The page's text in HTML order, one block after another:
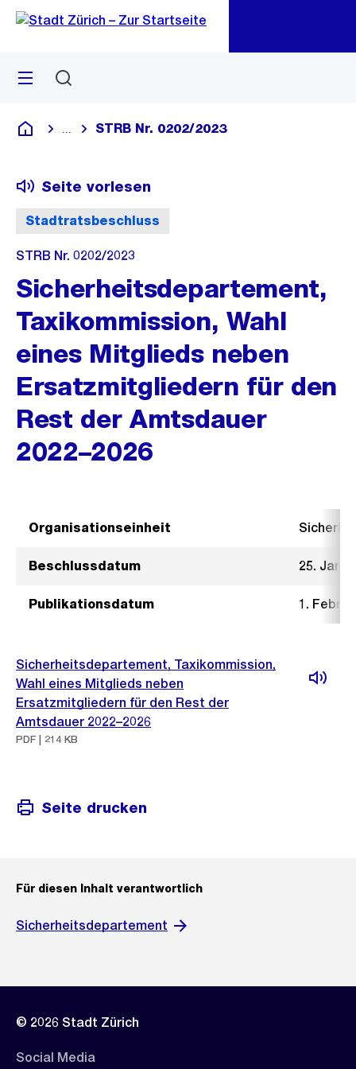
Navigation
Sprunglink
Menü
Deutsch
Blende alle Breadcrumbs ein
STRB Nr. 0202/2023
Stadtratsbeschluss
Seite vorlesen
STRB Nr. 0202/2023
Sicherheitsdepartement,
Taxikommission, Wahl
eines Mitglieds neben
Ersatzmitgliedern für den
Rest der Amtsdauer
2022–2026
Organisationseinheit
Beschlussdatum 25.
Publikationsdatum 1.
Sicherheitsdepartement, Taxikommission,
Wahl eines Mitglieds neben
Ersatzmitgliedern für den Rest der
Amtsdauer 2022–2026
PDF | 214 KB
Seite drucken
Für diesen Inhalt verantwortlich
Sicherheitsdepartement
© 2026 Stadt Zürich
Social Media